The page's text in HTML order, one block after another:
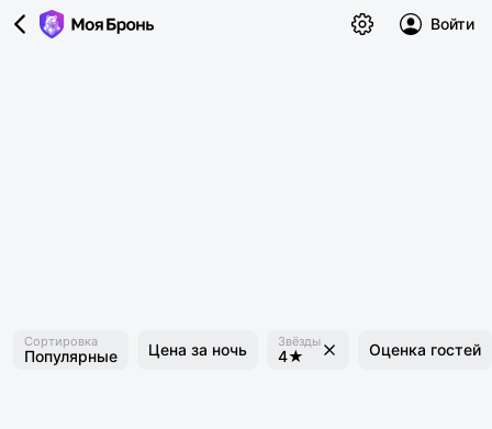
Войти
Сортировка
Популярные Цена за ночь Звёзды
4★ Оценка гостей